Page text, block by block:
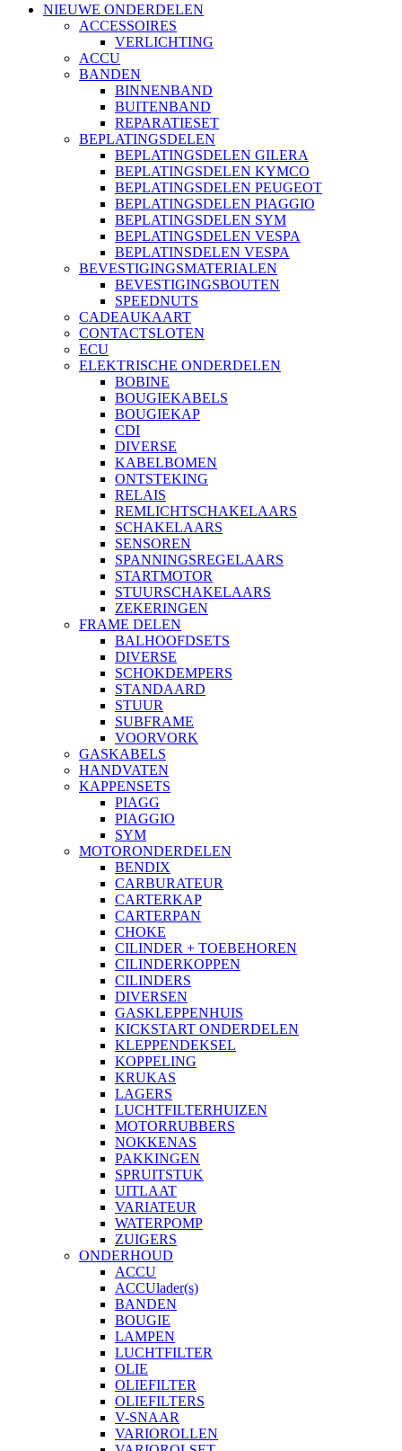
NIEUWE ONDERDELEN
ACCESSOIRES
VERLICHTING
ACCU
BANDEN
BINNENBAND
BUITENBAND
REPARATIESET
BEPLATINGSDELEN
BEPLATINGSDELEN GILERA
BEPLATINGSDELEN KYMCO
BEPLATINGSDELEN PEUGEOT
BEPLATINGSDELEN PIAGGIO
BEPLATINGSDELEN SYM
BEPLATINGSDELEN VESPA
BEPLATINSDELEN VESPA
BEVESTIGINGSMATERIALEN
BEVESTIGINGSBOUTEN
SPEEDNUTS
CADEAUKAART
CONTACTSLOTEN
ECU
ELEKTRISCHE ONDERDELEN
BOBINE
BOUGIEKABELS
BOUGIEKAP
CDI
DIVERSE
KABELBOMEN
ONTSTEKING
RELAIS
REMLICHTSCHAKELAARS
SCHAKELAARS
SENSOREN
SPANNINGSREGELAARS
STARTMOTOR
STUURSCHAKELAARS
ZEKERINGEN
FRAME DELEN
BALHOOFDSETS
DIVERSE
SCHOKDEMPERS
STANDAARD
STUUR
SUBFRAME
VOORVORK
GASKABELS
HANDVATEN
KAPPENSETS
PIAGG
PIAGGIO
SYM
MOTORONDERDELEN
BENDIX
CARBURATEUR
CARTERKAP
CARTERPAN
CHOKE
CILINDER + TOEBEHOREN
CILINDERKOPPEN
CILINDERS
DIVERSEN
GASKLEPPENHUIS
KICKSTART ONDERDELEN
KLEPPENDEKSEL
KOPPELING
KRUKAS
LAGERS
LUCHTFILTERHUIZEN
MOTORRUBBERS
NOKKENAS
PAKKINGEN
SPRUITSTUK
UITLAAT
VARIATEUR
WATERPOMP
ZUIGERS
ONDERHOUD
ACCU
ACCUlader(s)
BANDEN
BOUGIE
LAMPEN
LUCHTFILTER
OLIE
OLIEFILTER
OLIEFILTERS
V-SNAAR
VARIOROLLEN